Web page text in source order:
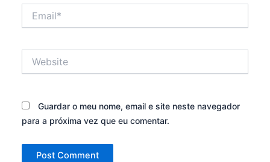
Guardar o meu nome, email e site neste navegador
para a próxima vez que eu comentar.